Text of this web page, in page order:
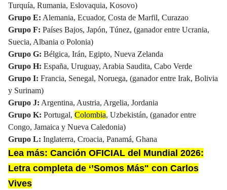
Turquía, Rumania, Eslovaquia, Kosovo)
Grupo E: Alemania, Ecuador, Costa de Marfil, Curazao
Grupo F: Países Bajos, Japón, Túnez, (ganador entre Ucrania,
Suecia, Albania o Polonia)
Grupo G: Bélgica, Irán, Egipto, Nueva Zelanda
Grupo H: España, Uruguay, Arabia Saudita, Cabo Verde
Grupo I: Francia, Senegal, Noruega, (ganador entre Irak, Bolivia
y Surinam)
Grupo J: Argentina, Austria, Argelia, Jordania
Grupo K: Portugal, Colombia, Uzbekistán, (ganador entre
Congo, Jamaica y Nueva Caledonia)
Grupo L: Inglaterra, Croacia, Panamá, Ghana
Lea más: Canción OFICIAL del Mundial 2026:
Letra completa de ‘’Somos Más" con Carlos
Vives